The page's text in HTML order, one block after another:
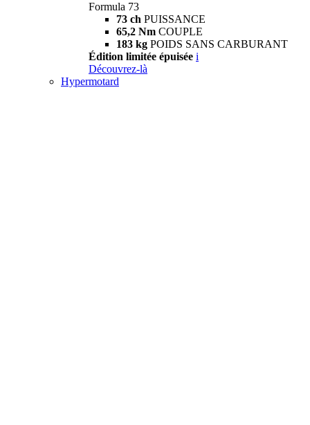
Formula 73
73 ch PUISSANCE
65,2 Nm COUPLE
183 kg POIDS SANS CARBURANT
Édition limitée épuisée i
Découvrez-là
Hypermotard